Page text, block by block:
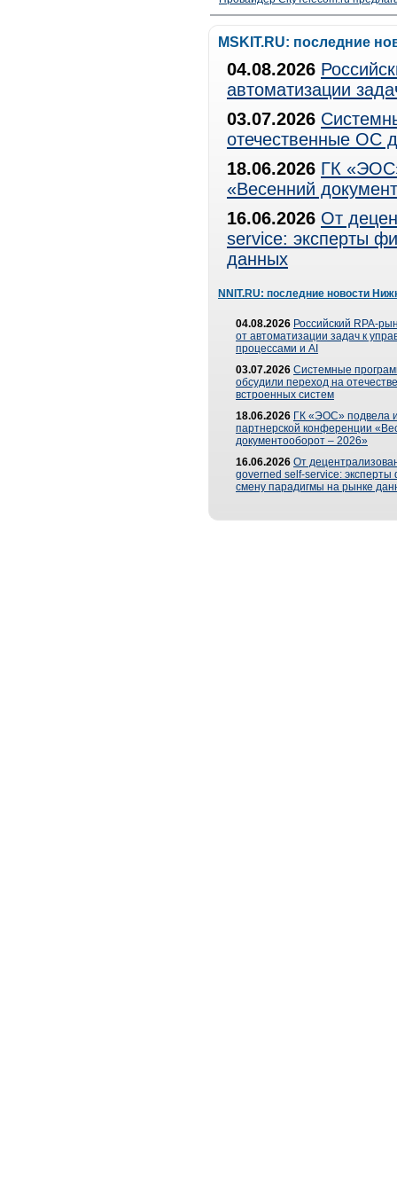
MSKIT.RU: последние
04.08.2026
автоматизации
03.07.2026
отечественные ОС
18.06.2026 ГК
«Весенний
16.06.2026 От
service: эксперты
данных
NNIT.RU: последние новости
04.08.2026 Российский RPA-
от автоматизации задач к
процессами и AI
03.07.2026 Системные
обсудили переход на
встроенных систем
18.06.2026 ГК «ЭОС» подвела
партнерской конференции
документооборот – 2026»
16.06.2026 От
governed self-service: эксперты
смену парадигмы на рынке